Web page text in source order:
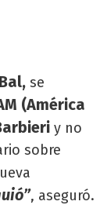
se
(América
y no
sobre
, aseguró.